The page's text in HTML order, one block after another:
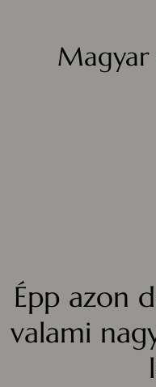
Magyar
Épp azon
valami